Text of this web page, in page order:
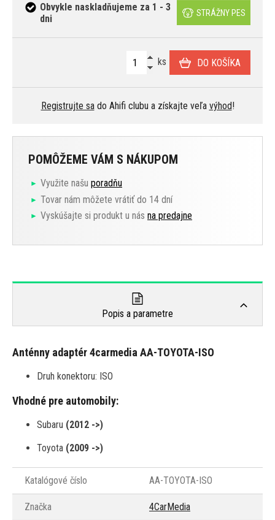
Obvykle naskladňujeme za 1 - 3
dni
STRÁŽNY PES
ks DO KOŠÍKA
Registrujte sado Ahifi clubu a získajte veľa výhod!
POMÔŽEME VÁM S NÁKUPOM
Využite našu poradňu
Tovar nám môžete vrátiť do 14 dní
Vyskúšajte si produkt u nás na predajne
Popis a parametre
Anténny adaptér 4carmedia AA-TOYOTA-ISO
Druh konektoru: ISO
Vhodné pre automobily:
Subaru (2012 ->)
Toyota (2009 ->)
Katalógové číslo AA-TOYOTA-ISO
Značka 4CarMedia